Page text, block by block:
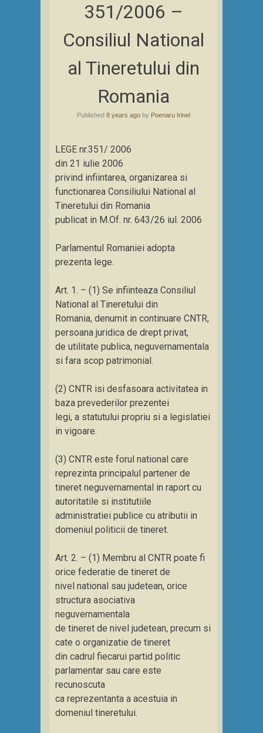
351/2006 –
Consiliul National
al Tineretului din
Romania
Published 8 years agoby Poenaru Irinel
LEGE nr.351/ 2006
din 21 iulie 2006
privind infiintarea, organizarea si
functionarea Consiliului National al
Tineretului din Romania
publicat in M.Of. nr. 643/26 iul. 2006
Parlamentul Romaniei adopta
prezenta lege.
Art. 1. – (1) Se infiinteaza Consiliul
National al Tineretului din
Romania, denumit in continuare CNTR,
persoana juridica de drept privat,
de utilitate publica, neguvernamentala
si fara scop patrimonial.
(2) CNTR isi desfasoara activitatea in
baza prevederilor prezentei
legi, a statutului propriu si a legislatiei
in vigoare.
(3) CNTR este forul national care
reprezinta principalul partener de
tineret neguvernamental in raport cu
autoritatile si institutiile
administratiei publice cu atributii in
domeniul politicii de tineret.
Art. 2. – (1) Membru al CNTR poate fi
orice federatie de tineret de
nivel national sau judetean, orice
structura asociativa
neguvernamentala
de tineret de nivel judetean, precum si
cate o organizatie de tineret
din cadrul fiecarui partid politic
parlamentar sau care este
recunoscuta
ca reprezentanta a acestuia in
domeniul tineretului.